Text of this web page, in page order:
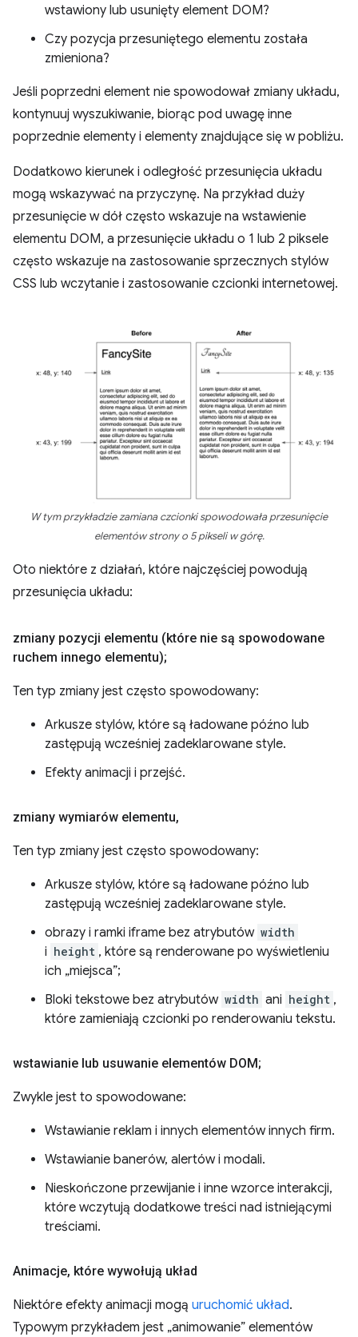
wstawiony lub usunięty element DOM?
Czy pozycja przesuniętego elementu została
zmieniona?
Jeśli poprzedni element nie spowodował zmiany układu,
kontynuuj wyszukiwanie, biorąc pod uwagę inne
poprzednie elementy i elementy znajdujące się w pobliżu.
Dodatkowo kierunek i odległość przesunięcia układu
mogą wskazywać na przyczynę. Na przykład duży
przesunięcie w dół często wskazuje na wstawienie
elementu DOM, a przesunięcie układu o 1 lub 2 piksele
często wskazuje na zastosowanie sprzecznych stylów
CSS lub wczytanie i zastosowanie czcionki internetowej.
W tym przykładzie zamiana czcionki spowodowała przesunięcie
elementów strony o 5 pikseli w górę.
Oto niektóre z działań, które najczęściej powodują
przesunięcia układu:
zmiany pozycji elementu (które nie są spowodowane
ruchem innego elementu);
Ten typ zmiany jest często spowodowany:
Arkusze stylów, które są ładowane późno lub
zastępują wcześniej zadeklarowane style.
Efekty animacji i przejść.
zmiany wymiarów elementu,
Ten typ zmiany jest często spowodowany:
Arkusze stylów, które są ładowane późno lub
zastępują wcześniej zadeklarowane style.
obrazy i ramki iframe bez atrybutów width
i height , które są renderowane po wyświetleniu
ich „miejsca”;
Bloki tekstowe bez atrybutów width ani height ,
które zamieniają czcionki po renderowaniu tekstu.
wstawianie lub usuwanie elementów DOM;
Zwykle jest to spowodowane:
Wstawianie reklam i innych elementów innych firm.
Wstawianie banerów, alertów i modali.
Nieskończone przewijanie i inne wzorce interakcji,
które wczytują dodatkowe treści nad istniejącymi
treściami.
Animacje, które wywołują układ
Niektóre efekty animacji mogą uruchomić układ.
Typowym przykładem jest „animowanie” elementów